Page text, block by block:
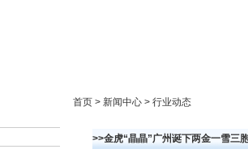
首页 > 新闻中心 > 行业动态
>>金虎“晶晶”广州诞下两金一雪三